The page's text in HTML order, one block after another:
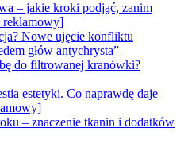
– jakie kroki podjąć, zanim
reklamowy]
Nowe ujęcie konfliktu
głów antychrysta”
do filtrowanej kranówki?
estetyki. Co naprawdę daje
– znaczenie tkanin i dodatków